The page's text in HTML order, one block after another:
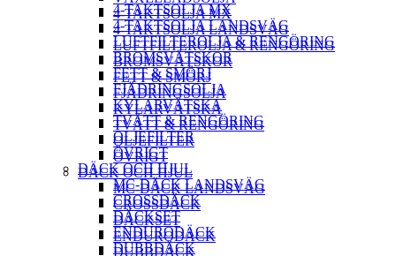
4-TAKTSOLJA MX
4-TAKTSOLJA LANDSVÄG
LUFTFILTEROLJA & RENGÖRING
BROMSVÄTSKOR
FETT & SMÖRJ
FJÄDRINGSOLJA
KYLARVÄTSKA
TVÄTT & RENGÖRING
OLJEFILTER
ÖVRIGT
DÄCK OCH HJUL
MC-DÄCK LANDSVÄG
CROSSDÄCK
DÄCKSET
ENDURODÄCK
DUBBDÄCK
4-TAKTSOLJA MX
4-TAKTSOLJA LANDSVÄG
LUFTFILTEROLJA & RENGÖRING
BROMSVÄTSKOR
FETT & SMÖRJ
FJÄDRINGSOLJA
KYLARVÄTSKA
TVÄTT & RENGÖRING
OLJEFILTER
ÖVRIGT
DÄCK OCH HJUL
MC-DÄCK LANDSVÄG
CROSSDÄCK
DÄCKSET
ENDURODÄCK
DUBBDÄCK